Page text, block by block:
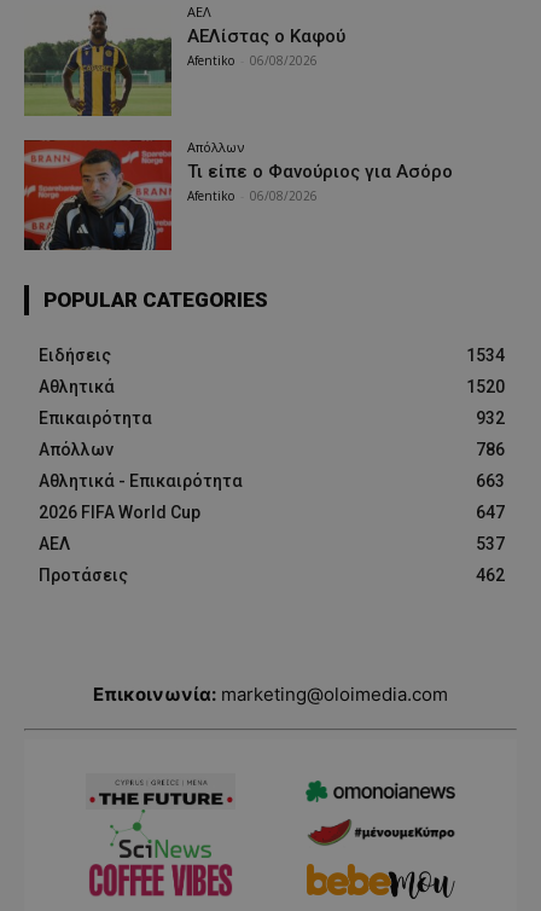
ΑΕΛ
ΑΕΛίστας ο Καφού
Afentiko 06/08/2026
Απόλλων
Τι είπε ο Φανούριος για Ασόρο
Afentiko 06/08/2026
POPULAR CATEGORIES
Ειδήσεις
1534
Αθλητικά
1520
Επικαιρότητα
932
Απόλλων
786
Αθλητικά - Επικαιρότητα
663
2026 FIFA World Cup
647
ΑΕΛ
537
Προτάσεις
462
Επικοινωνία: marketing@oloimedia.com